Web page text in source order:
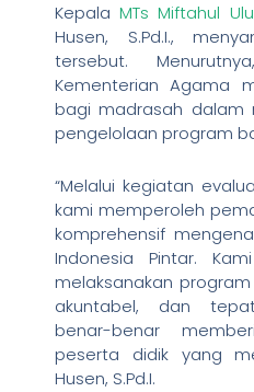
KepalaMTs Miftahul
Husen, S.Pd.I.,
tersebut.
Kementerian Agama
bagi madrasah dalam
pengelolaan program
“Melalui kegiatan
kami memperoleh
komprehensif
Indonesia Pintar.
melaksanakan
akuntabel, dan
benar-benar
peserta didik yang
Husen, S.Pd.I.